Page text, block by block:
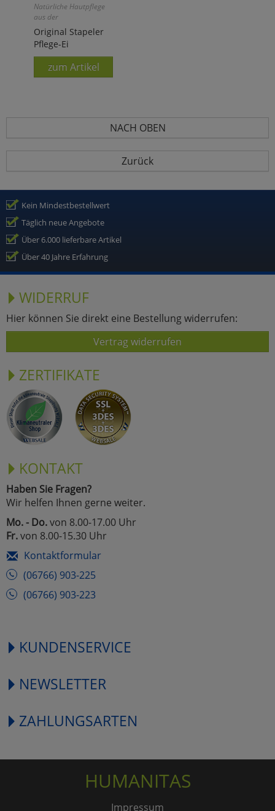
Natürliche Hautpflege
aus der
Honigmanufaktur!
Original Stapeler
Pflege-Ei
zum Artikel
NACH OBEN
Zurück
Kein Mindestbestellwert
Täglich neue Angebote
Über 6.000 lieferbare Artikel
Über 40 Jahre Erfahrung
WIDERRUF
Hier können Sie direkt eine Bestellung widerrufen:
Vertrag widerrufen
ZERTIFIKATE
KONTAKT
Haben Sie Fragen?
Wir helfen Ihnen gerne weiter.
Mo. - Do.von 8.00-17.00 Uhr
Fr.von 8.00-15.30 Uhr
Kontaktformular
(06766) 903-225
(06766) 903-223
KUNDENSERVICE
NEWSLETTER
ZAHLUNGSARTEN
HUMANITAS
Impressum